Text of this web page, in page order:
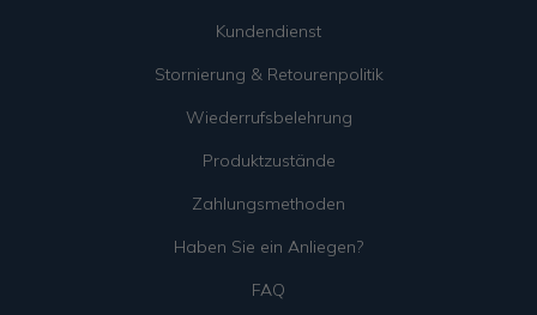
Kundendienst
Stornierung & Retourenpolitik
Wiederrufsbelehrung
Produktzustände
Zahlungsmethoden
Haben Sie ein Anliegen?
FAQ